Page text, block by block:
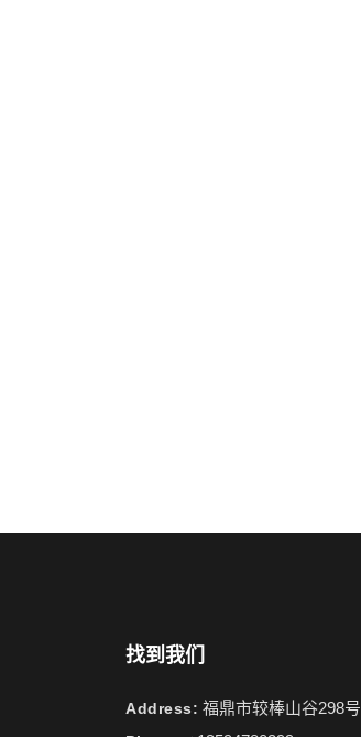
找到我们
Address: 福鼎市较棒山谷298号